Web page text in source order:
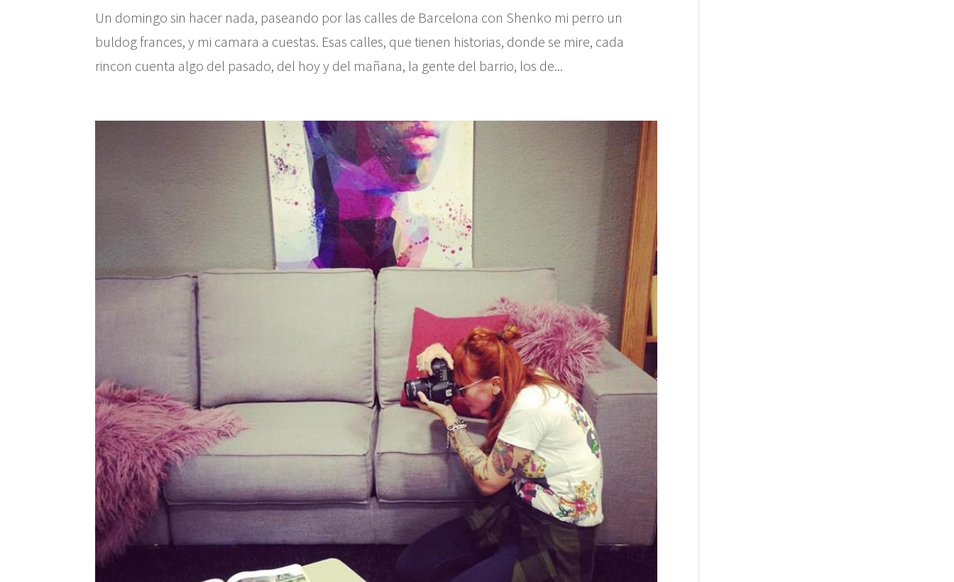
Un domingo sin hacer nada, paseando por las calles de Barcelona con Shenko mi perro un
buldog frances, y mi camara a cuestas. Esas calles, que tienen historias, donde se mire, cada
rincon cuenta algo del pasado, del hoy y del mañana, la gente del barrio, los de...